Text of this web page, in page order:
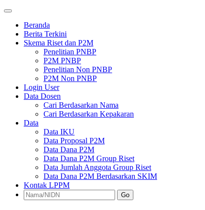
Beranda
Berita Terkini
Skema Riset dan P2M
Penelitian PNBP
P2M PNBP
Penelitian Non PNBP
P2M Non PNBP
Login User
Data Dosen
Cari Berdasarkan Nama
Cari Berdasarkan Kepakaran
Data
Data IKU
Data Proposal P2M
Data Dana P2M
Data Dana P2M Group Riset
Data Jumlah Anggota Group Riset
Data Dana P2M Berdasarkan SKIM
Kontak LPPM
Go